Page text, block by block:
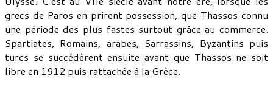
grecs de Paros en prirent possession, que Thassos connu
une période des plus fastes surtout grâce au commerce.
Spartiates, Romains, arabes, Sarrassins, Byzantins puis
turcs se succédèrent ensuite avant que Thassos ne soit
libre en 1912 puis rattachée à la Grèce.